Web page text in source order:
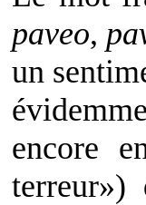
paveo,
un
encore